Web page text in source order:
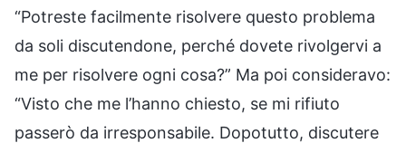
“Potreste facilmente risolvere questo problema
da soli discutendone, perché dovete rivolgervi a
me per risolvere ogni cosa?” Ma poi consideravo:
“Visto che me l’hanno chiesto, se mi rifiuto
passerò da irresponsabile. Dopotutto, discutere